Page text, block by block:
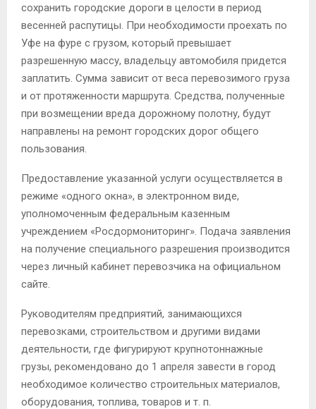
сохранить городские дороги в целости в период
весенней распутицы. При необходимости проехать по
Уфе на фуре с грузом, который превышает
разрешенную массу, владельцу автомобиля придется
заплатить. Сумма зависит от веса перевозимого груза
и от протяженности маршрута. Средства, полученные
при возмещении вреда дорожному полотну, будут
направлены на ремонт городских дорог общего
пользования.
Предоставление указанной услуги осуществляется в
режиме «одного окна», в электронном виде,
уполномоченным федеральным казенным
учреждением «Росдормониторинг». Подача заявления
на получение специального разрешения производится
через личный кабинет перевозчика на официальном
сайте.
Руководителям предприятий, занимающихся
перевозками, строительством и другими видами
деятельности, где фигурируют крупнотоннажные
грузы, рекомендовано до 1 апреля завести в город
необходимое количество строительных материалов,
оборудования, топлива, товаров и т. п.